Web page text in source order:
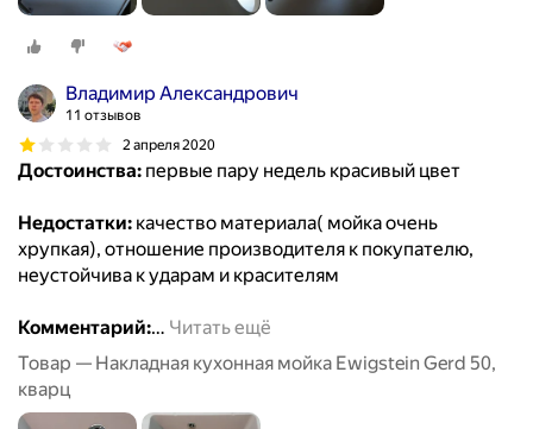
Владимир Александрович
11 отзывов
2 апреля 2020
Достоинства: первые пару недель красивый цвет
Недостатки: качество материала( мойка очень
хрупкая), отношение производителя к покупателю,
неустойчива к ударам и красителям
Комментарий:… Читать ещё
Товар — Накладная кухонная мойка Ewigstein Gerd 50,
кварц